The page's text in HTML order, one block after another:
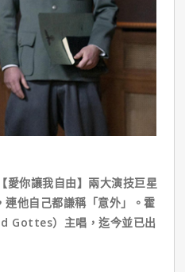
愛你讓我自由】兩大演技巨星
他自己都謙稱「意外」。霍
Gottes）主唱，迄今並已出